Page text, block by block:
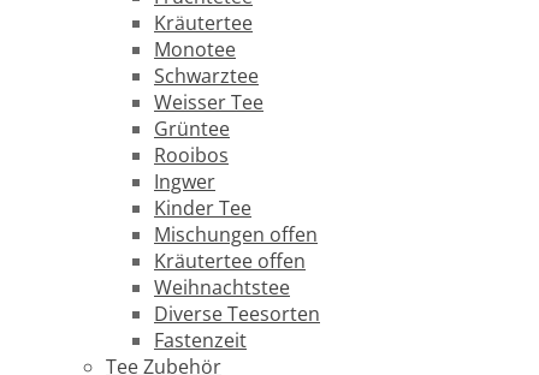
Kräutertee
Monotee
Schwarztee
Weisser Tee
Grüntee
Rooibos
Ingwer
Kinder Tee
Mischungen offen
Kräutertee offen
Weihnachtstee
Diverse Teesorten
Fastenzeit
Tee Zubehör